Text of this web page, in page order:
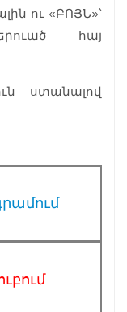
ու «ԲՈՅՆ»՝
հայ
ստանալով